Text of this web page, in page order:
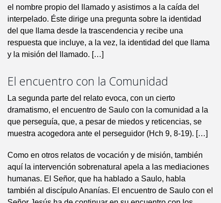
el nombre propio del llamado y asistimos a la caída del
interpelado. Éste dirige una pregunta sobre la identidad
del que llama desde la trascendencia y recibe una
respuesta que incluye, a la vez, la identidad del que llama
y la misión del llamado. […]
El encuentro con la Comunidad
La segunda parte del relato evoca, con un cierto
dramatismo, el encuentro de Saulo con la comunidad a la
que perseguía, que, a pesar de miedos y reticencias, se
muestra acogedora ante el perseguidor (Hch 9, 8-19). […]
Como en otros relatos de vocación y de misión, también
aquí la intervención sobrenatural apela a las mediaciones
humanas. El Señor, que ha hablado a Saulo, habla
también al discípulo Ananías. El encuentro de Saulo con el